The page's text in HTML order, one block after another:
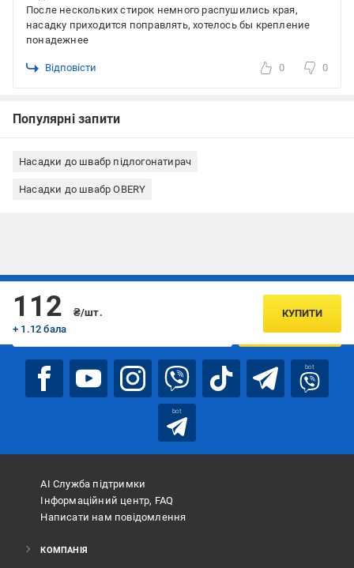
После нескольких стирок немного распушились края,
насадку приходится поправлять, хотелось бы крепление
понадежнее
Відповісти 0 0
Популярні запити
Насадки до швабр підлогонатирач
Насадки до швабр OBERY
112
₴/шт.
+ 1.12 бала
КУПИТИ
Підписуйтесь, щоб дізнаватись першим про акції та пропозиції
ПІДПИСАТИСЯ
bot
bot
АІ Служба підтримки
Інформаційний центр, FAQ
Написати нам повідомлення
КОМПАНІЯ